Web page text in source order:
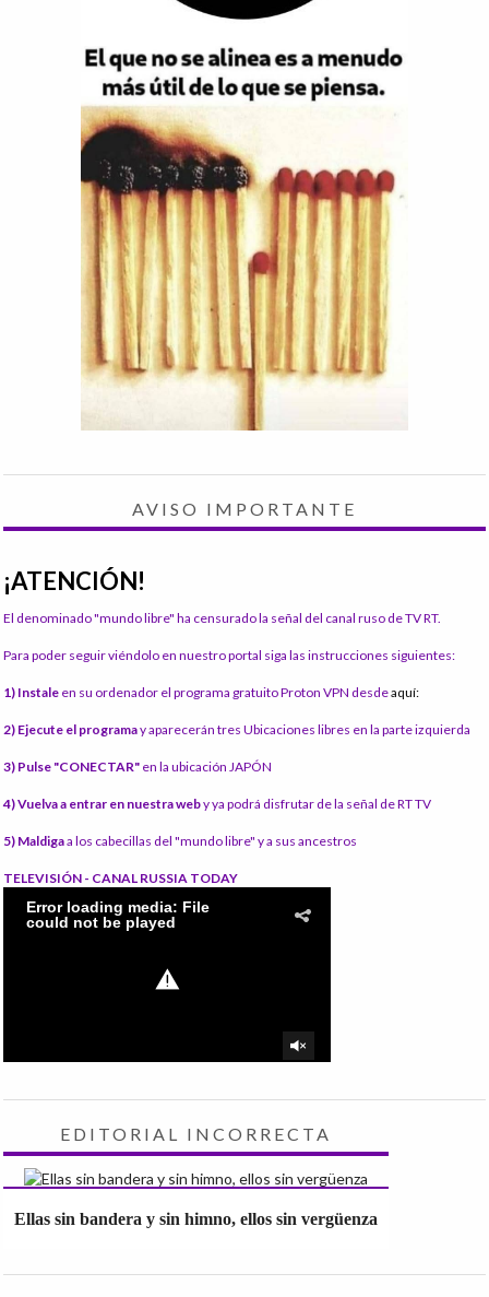
AVISO IMPORTANTE
¡ATENCIÓN!
El denominado "mundo libre" ha censurado la señal del canal ruso de TV RT.
Para poder seguir viéndolo en nuestro portal siga las instrucciones siguientes:
1) Instale en su ordenador el programa gratuito Proton VPN desdeaquí:
2) Ejecute el programay aparecerán tres Ubicaciones libres en la parte izquierda
3) Pulse "CONECTAR" en la ubicación JAPÓN
4) Vuelva a entrar en nuestra weby ya podrá disfrutar de la señal de RT TV
5) Maldigaa los cabecillas del "mundo libre" y a sus ancestros
TELEVISIÓN - CANAL RUSSIA TODAY
EDITORIAL INCORRECTA
Ellas sin bandera y sin himno, ellos sin vergüenza